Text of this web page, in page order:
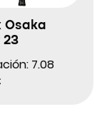
Osaka
23
7.08